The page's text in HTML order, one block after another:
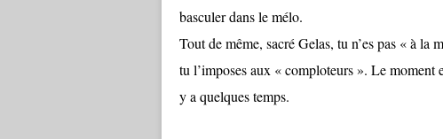
basculer dans le mélo.
Tout de même, sacré Gelas, tu n’es pas « à
tu l’imposes aux « comploteurs ». Le
y a quelques temps.